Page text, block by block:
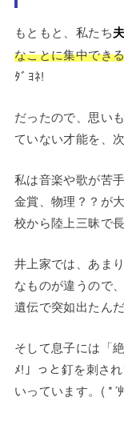
もともと、私たち
なことに集中でき
ﾀﾞﾖﾈ!
だったので、思い
ていない才能を、
私は音楽や歌が苦
金賞、物理？？が
校から陸上三昧で
井上家では、あま
なものが違うので
遺伝で突如出たん
そして息子には「
ﾒ!」っと釘を刺さ
いっています。( *´